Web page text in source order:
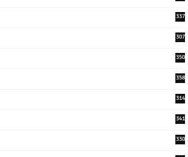
337
307
350
358
314
341
330